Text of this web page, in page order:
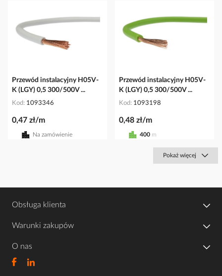
Przewód instalacyjny H05V-
K (LGY) 0,5 300/500V ...
Kod 1093346
0,47 zł/m
Na zamówienie
Przewód instalacyjny H05V-
K (LGY) 0,5 300/500V ...
Kod 1093198
0,48 zł/m
400 m
Pokaż więcej
Obsługa klienta
Warunki zakupów
O nas